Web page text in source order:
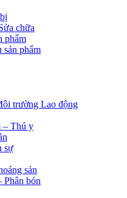
chữa
phẩm
sản phẩm
trường Lao động
– Thú y
sự
sản
Phân bón